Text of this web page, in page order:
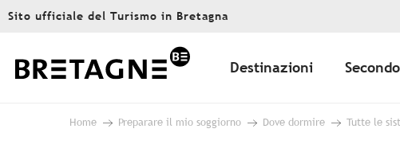
Aller
principal
Sito ufficiale del Turismo in Bretagna
Destinazioni
Home Preparare il mio soggiorno Dove dormire Tutte le